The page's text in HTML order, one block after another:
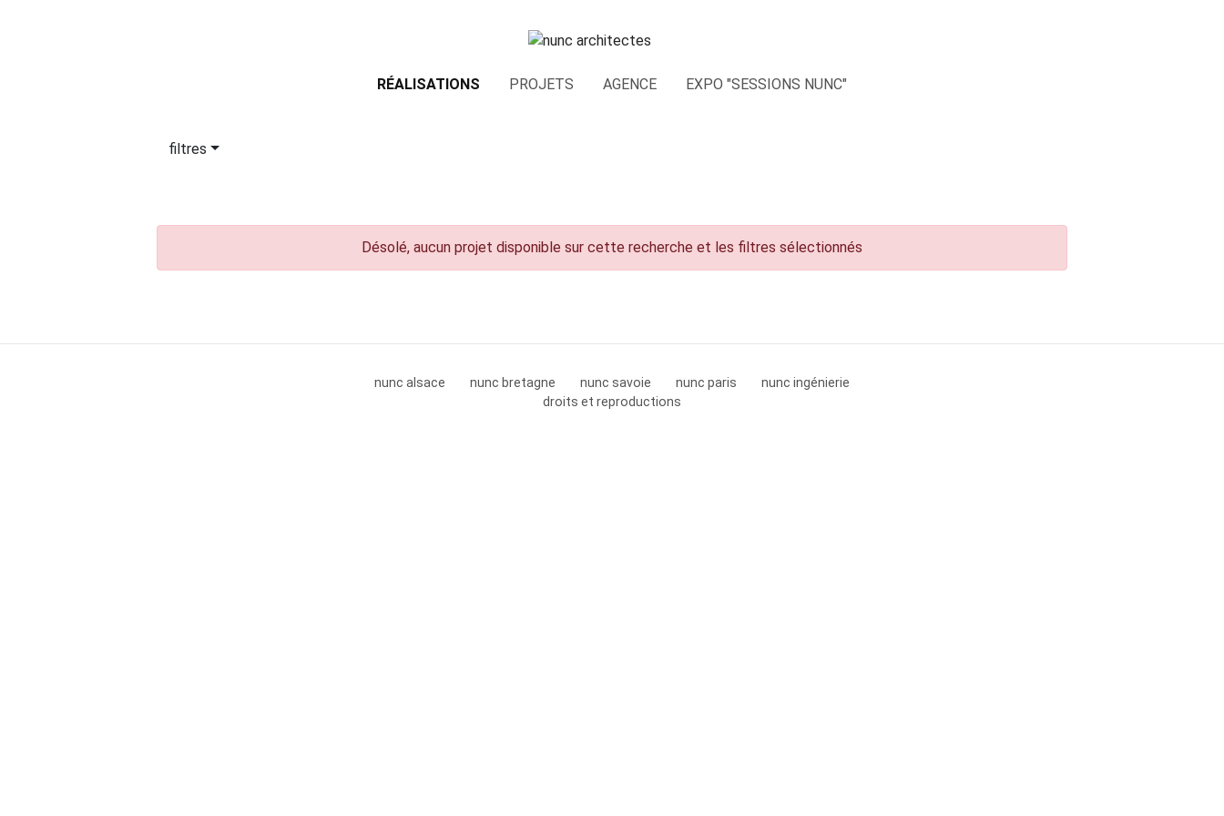
RÉALISATIONS PROJETS AGENCE EXPO "SESSIONS NUNC"
filtres
Désolé, aucun projet disponible sur cette recherche et les filtres sélectionnés
nunc alsace nunc bretagne nunc savoie nunc paris
nunc ingénierie
droits et reproductions